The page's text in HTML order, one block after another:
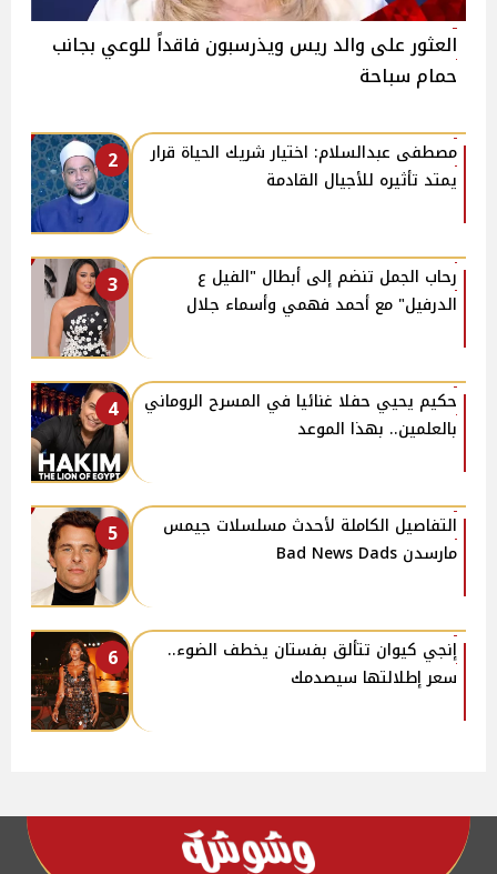
العثور على والد ريس ويذرسبون فاقداً للوعي بجانب
حمام سباحة
2
مصطفى عبدالسلام: اختيار شريك الحياة قرار
يمتد تأثيره للأجيال القادمة
3
رحاب الجمل تنضم إلى أبطال "الفيل ع
الدرفيل" مع أحمد فهمي وأسماء جلال
4
حكيم يحيي حفلا غنائيا في المسرح الروماني
بالعلمين.. بهذا الموعد
5
التفاصيل الكاملة لأحدث مسلسلات جيمس
مارسدن Bad News Dads
6
إنجي كيوان تتألق بفستان يخطف الضوء..
سعر إطلالتها سيصدمك